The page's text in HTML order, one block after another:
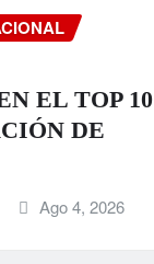
EL TOP 10
DE
Ago 4, 2026